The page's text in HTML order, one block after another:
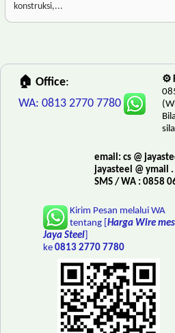
konstruksi,...
🏠 Office:
WA: 0813 2770 7780
⚙️
email: cs @
jayasteel @ ymail .
SMS / WA : 0858
Kirim Pesan melalui WA
tentang [ Harga Wire
Jaya Steel
ke 0813 2770 7780